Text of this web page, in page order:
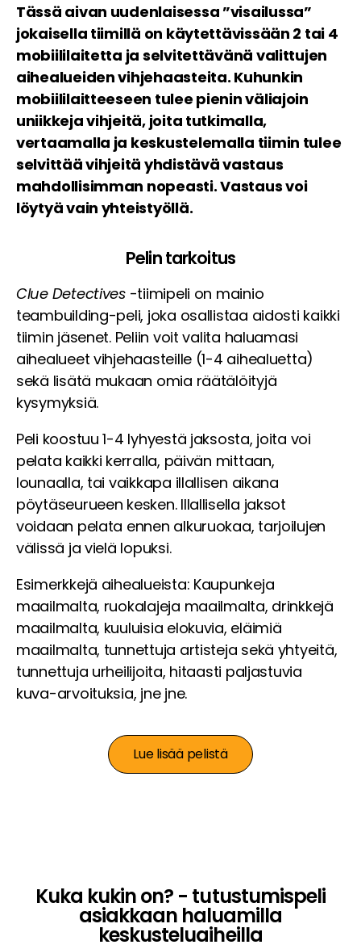
Tässä aivan uudenlaisessa ”visailussa”
jokaisella tiimillä on käytettävissään 2 tai 4
mobiililaitetta ja selvitettävänä valittujen
aihealueiden vihjehaasteita. Kuhunkin
mobiililaitteeseen tulee pienin väliajoin
uniikkeja vihjeitä, joita tutkimalla,
vertaamalla ja keskustelemalla tiimin tulee
selvittää vihjeitä yhdistävä vastaus
mahdollisimman nopeasti. Vastaus voi
löytyä vain yhteistyöllä.
Pelin tarkoitus
Clue Detectives-tiimipeli on mainio
teambuilding-peli, joka osallistaa aidosti kaikki
tiimin jäsenet. Peliin voit valita haluamasi
aihealueet vihjehaasteille (1-4 aihealuetta)
sekä lisätä mukaan omia räätälöityjä
kysymyksiä.
Peli koostuu 1-4 lyhyestä jaksosta, joita voi
pelata kaikki kerralla, päivän mittaan,
lounaalla, tai vaikkapa illallisen aikana
pöytäseurueen kesken. Illallisella jaksot
voidaan pelata ennen alkuruokaa, tarjoilujen
välissä ja vielä lopuksi.
Esimerkkejä aihealueista: Kaupunkeja
maailmalta, ruokalajeja maailmalta, drinkkejä
maailmalta, kuuluisia elokuvia, eläimiä
maailmalta, tunnettuja artisteja sekä yhtyeitä,
tunnettuja urheilijoita, hitaasti paljastuvia
kuva-arvoituksia, jne jne.
Lue lisää pelistä
Kuka kukin on? - tutustumispeli
asiakkaan haluamilla
keskusteluaiheilla